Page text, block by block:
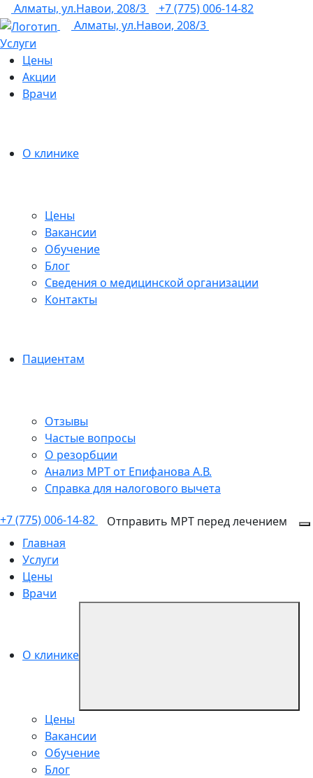
Алматы, ул.Навои, 208/3
+7 (775) 006-14-82
Алматы, ул.Навои, 208/3
Услуги
Цены
Акции
Врачи
О клинике
Цены
Вакансии
Обучение
Блог
Сведения о медицинской организации
Контакты
Пациентам
Отзывы
Частые вопросы
О резорбции
Анализ МРТ от Епифанова А.В.
Справка для налогового вычета
+7 (775) 006-14-82
Отправить МРТ перед лечением
Главная
Услуги
Цены
Врачи
О клинике
Цены
Вакансии
Обучение
Блог